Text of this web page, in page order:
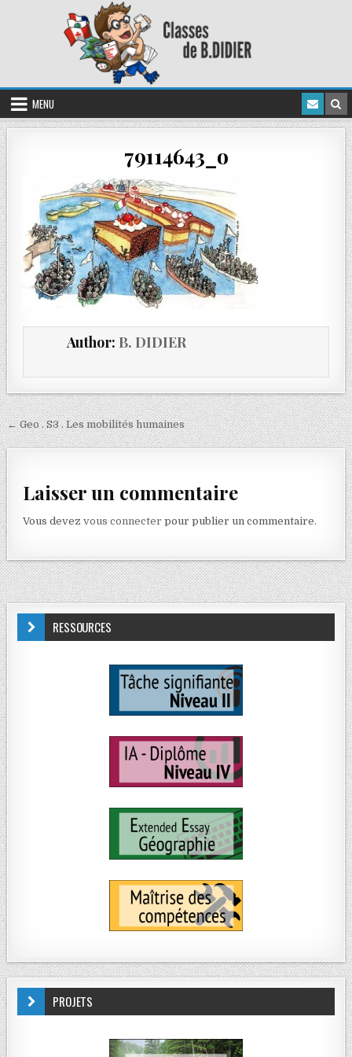
MENU
79114643_o
Author: B. DIDIER
← Geo . S3 . Les mobilités humaines
Laisser un commentaire
Vous devezvous connecter pour publier un commentaire.
RESSOURCES
PROJETS